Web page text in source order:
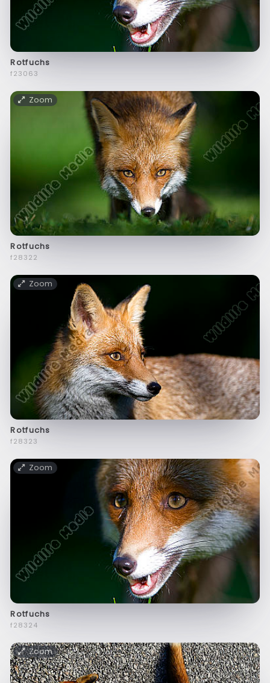
Rotfuchs
f23063
Zoom
Rotfuchs
f28322
Zoom
Rotfuchs
f28323
Zoom
Rotfuchs
f28324
Zoom